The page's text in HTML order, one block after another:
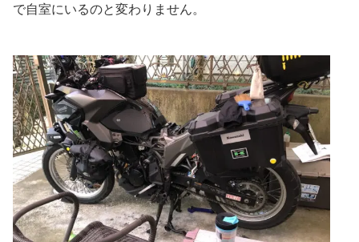
で自室にいるのと変わりません。